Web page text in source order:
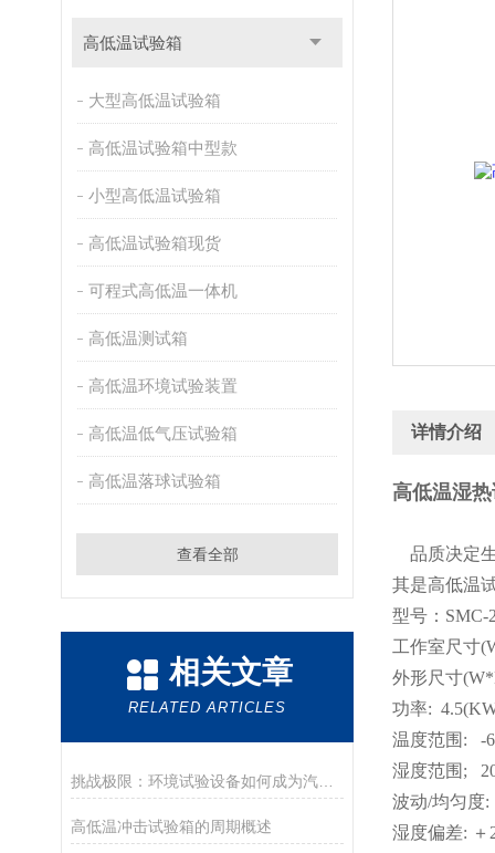
高低温试验箱
大型高低温试验箱
高低温试验箱中型款
小型高低温试验箱
高低温试验箱现货
可程式高低温一体机
高低温测试箱
高低温环境试验装置
高低温低气压试验箱
高低温落球试验箱
查看全部
相关文章
RELATED ARTICLES
挑战极限：环境试验设备如何成为汽车可靠性的“最终考官”？
高低温冲击试验箱的周期概述
详情介绍
高低温湿
品质决定
其是高低温
型号：SMC-
工作室尺寸
外形尺寸
功率:
温度范围: -
湿度范围;
波动/均匀
湿度偏差: ＋